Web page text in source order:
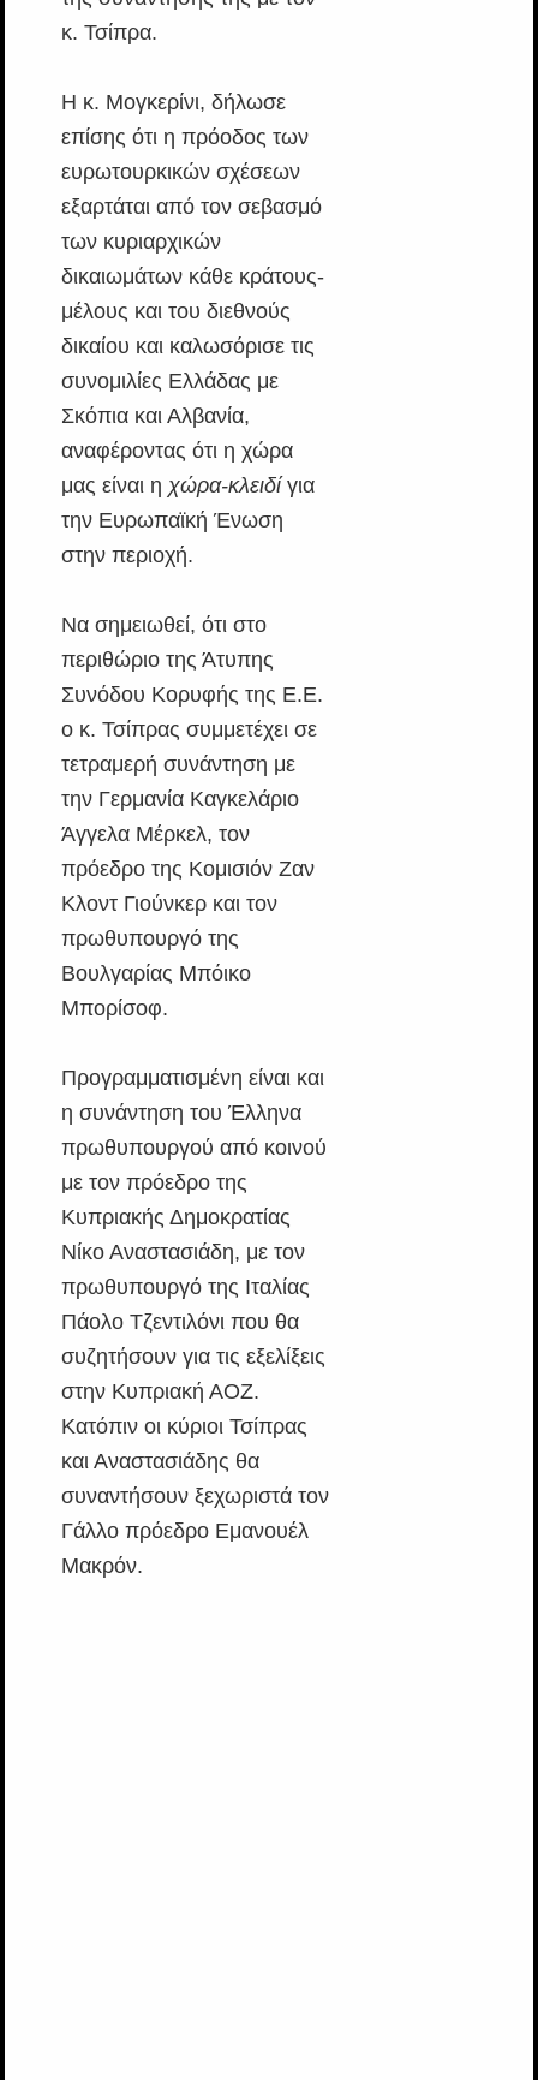
κ. Τσίπρα.
Η κ. Μογκερίνι, δήλωσε
επίσης ότι η πρόοδος των
ευρωτουρκικών σχέσεων
εξαρτάται από τον σεβασμό
των κυριαρχικών
δικαιωμάτων κάθε κράτους-
μέλους και του διεθνούς
δικαίου και καλωσόρισε τις
συνομιλίες Ελλάδας με
Σκόπια και Αλβανία,
αναφέροντας ότι η χώρα
μας είναι η χώρα-κλειδίγια
την Ευρωπαϊκή Ένωση
στην περιοχή.
Να σημειωθεί, ότι στο
περιθώριο της Άτυπης
Συνόδου Κορυφής της Ε.Ε.
ο κ. Τσίπρας συμμετέχει σε
τετραμερή συνάντηση με
την Γερμανία Καγκελάριο
Άγγελα Μέρκελ, τον
πρόεδρο της Κομισιόν Ζαν
Κλοντ Γιούνκερ και τον
πρωθυπουργό της
Βουλγαρίας Μπόικο
Μπορίσοφ.
Προγραμματισμένη είναι και
η συνάντηση του Έλληνα
πρωθυπουργού από κοινού
με τον πρόεδρο της
Κυπριακής Δημοκρατίας
Νίκο Αναστασιάδη, με τον
πρωθυπουργό της Ιταλίας
Πάολο Τζεντιλόνι που θα
συζητήσουν για τις εξελίξεις
στην Κυπριακή ΑΟΖ.
Κατόπιν οι κύριοι Τσίπρας
και Αναστασιάδης θα
συναντήσουν ξεχωριστά τον
Γάλλο πρόεδρο Εμανουέλ
Μακρόν.